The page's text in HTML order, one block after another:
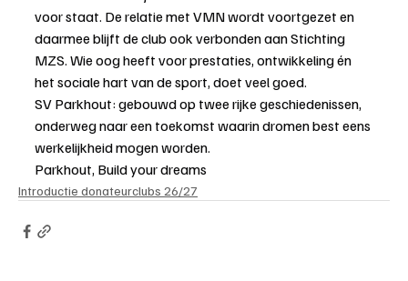
voor staat. De relatie met VMN wordt voortgezet en
daarmee blijft de club ook verbonden aan Stichting
MZS. Wie oog heeft voor prestaties, ontwikkeling én
het sociale hart van de sport, doet veel goed.
SV Parkhout: gebouwd op twee rijke geschiedenissen,
onderweg naar een toekomst waarin dromen best eens
werkelijkheid mogen worden.
Parkhout, Build your dreams
Introductie donateurclubs 26/27